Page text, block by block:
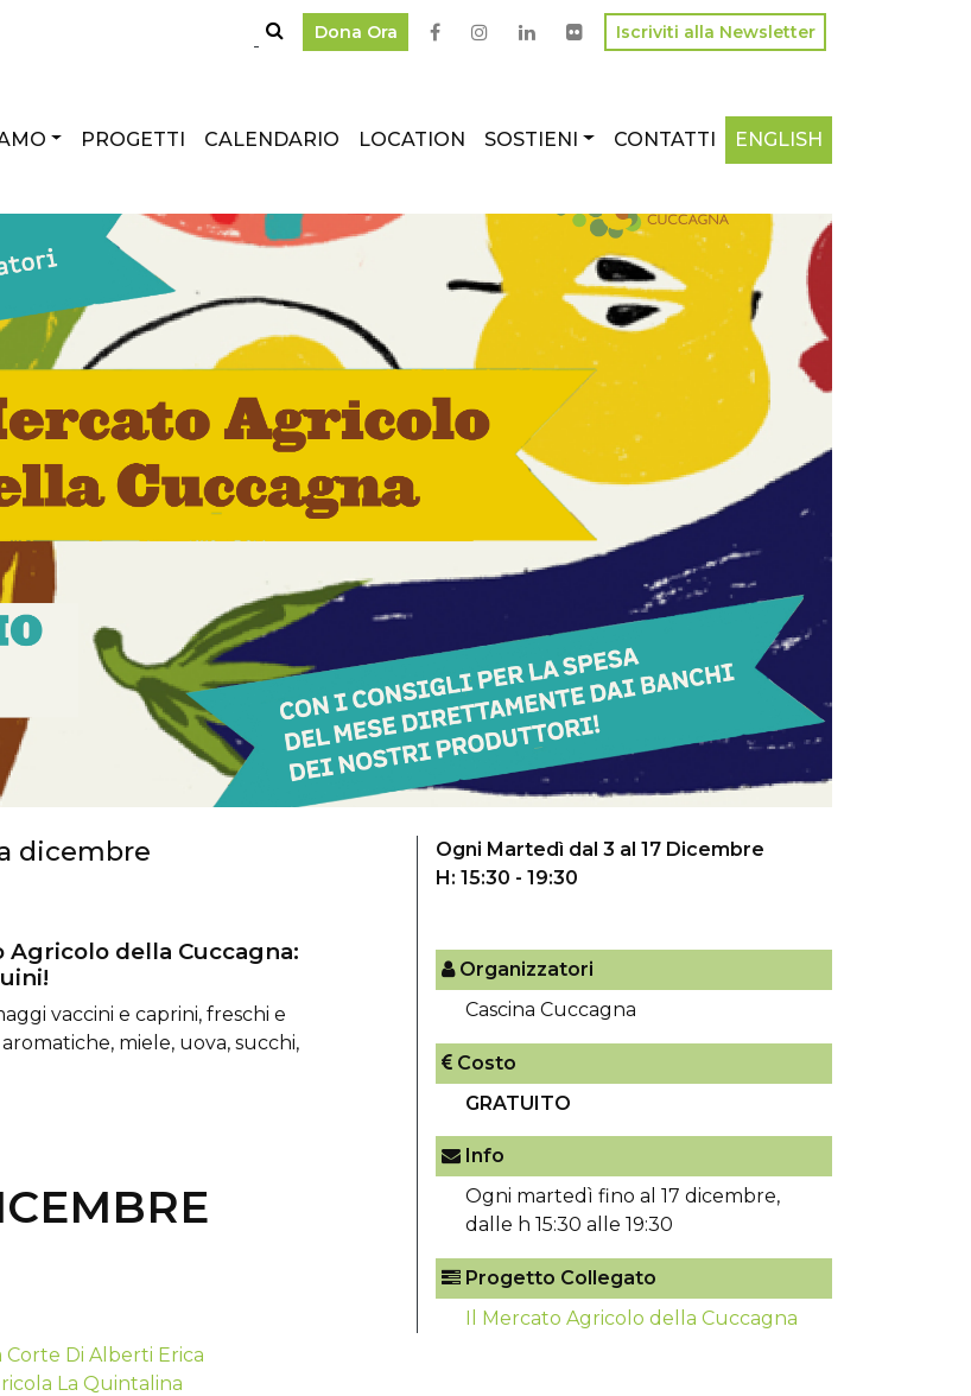
Dona Ora Iscriviti alla Newsletter
PROGETTI CALENDARIO LOCATION SOSTIENI CONTATTI ENGLISH
dicembre
della Cuccagna:
vaccini e caprini, freschi e
miele, uova, succhi,
Corte Di Alberti Erica
La Quintalina
Ogni Martedì dal 3 al 17 Dicembre
H: 15:30 - 19:30
Organizzatori
Cascina Cuccagna
Costo
GRATUITO
Info
Ogni martedì fino al 17 dicembre,
dalle h 15:30 alle 19:30
Progetto Collegato
Il Mercato Agricolo della Cuccagna